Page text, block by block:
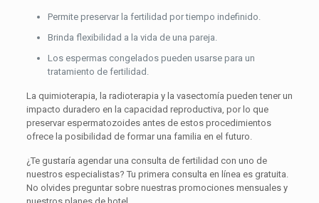
Permite preservar la fertilidad por tiempo indefinido.
Brinda flexibilidad a la vida de una pareja.
Los espermas congelados pueden usarse para un
tratamiento de fertilidad.
La quimioterapia, la radioterapia y la vasectomía pueden tener un
impacto duradero en la capacidad reproductiva, por lo que
preservar espermatozoides antes de estos procedimientos
ofrece la posibilidad de formar una familia en el futuro.
¿Te gustaría agendar una consulta de fertilidad con uno de
nuestros especialistas? Tu primera consulta en línea es gratuita.
No olvides preguntar sobre nuestras promociones mensuales y